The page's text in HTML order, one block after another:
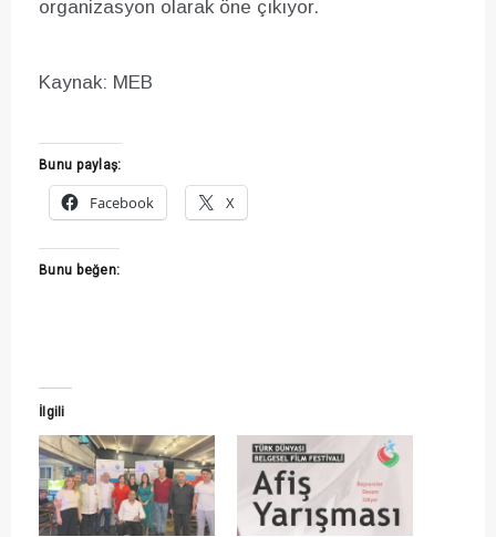
organizasyon olarak öne çıkıyor.
Kaynak: MEB
Bunu paylaş:
Facebook
X
Bunu beğen:
İlgili